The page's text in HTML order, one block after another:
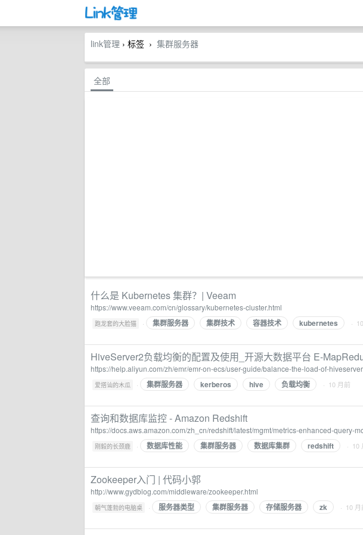
link管理 › 标签 › 集群服务器
全部
什么是 Kubernetes 集群？| Veeam
https://www.veeam.com/cn/glossary/kubernetes-cluster.html
跑龙套的大脸猫 · 集群服务器 集群技术 容器技术 kubernetes ·
HiveServer2负载均衡的配置及使用_开源大数据平台 E-
https://help.aliyun.com/zh/emr/emr-on-ecs/user-guide/balance-the-load-of-
爱搭讪的木瓜 · 集群服务器 kerberos hive 负载均衡 · 10 月前
查询和数据库监控 - Amazon Redshift
https://docs.aws.amazon.com/zh_cn/redshift/latest/mgmt/metrics-enhanced-query-
刚毅的长颈鹿 · 数据库性能 集群服务器 数据库集群 redshift · 10
Zookeeper入门 | 代码小郭
http://www.gydblog.com/middleware/zookeeper.html
朝气蓬勃的电脑桌 · 服务器类型 集群服务器 存储服务器 zk · 10 月